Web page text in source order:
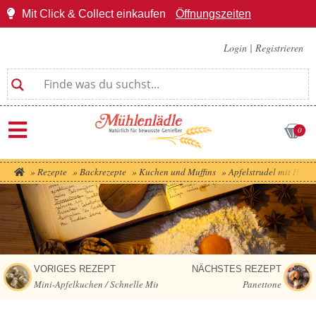
Mit Click & Collect einkaufen Öffnungszeiten
Login | Registrieren
0
» Rezepte » Backrezepte » Kuchen und Muffins »Apfelstrudel mit
VORIGES REZEPT
Mini-Apfelkuchen / Schnelle Mini Apfelkuchen
NÄCHSTES REZEPT
Panettone